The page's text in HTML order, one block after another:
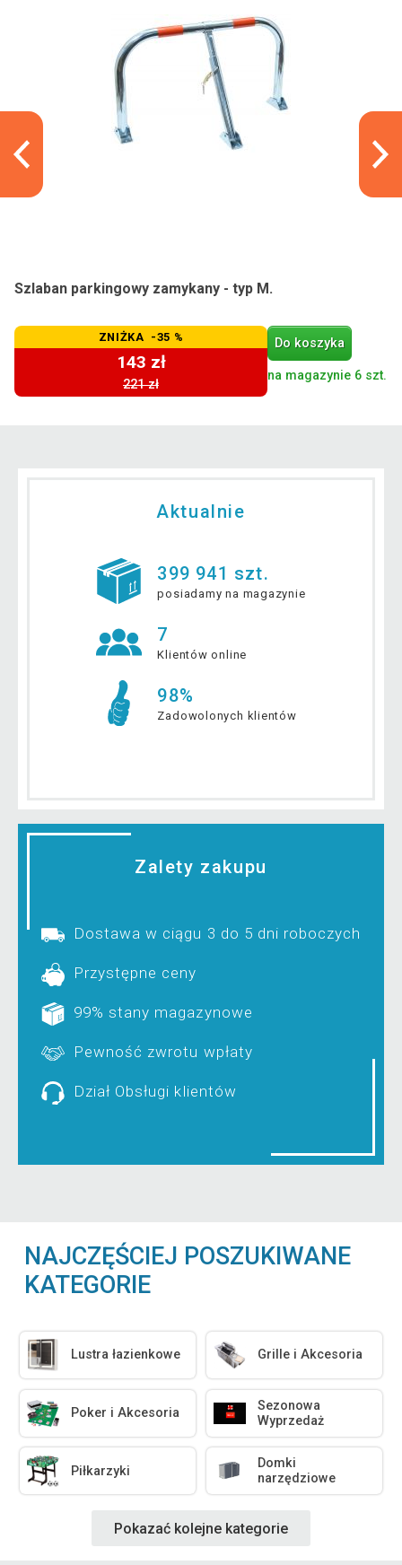
Szlaban parkingowy zamykany - typ M.
ZNIŻKA -35 %
143 zł
221 zł
Do koszyka
na magazynie 6 szt.
Aktualnie
399 941 szt.
posiadamy na magazynie
7
Klientów online
98%
Zadowolonych klientów
Zalety zakupu
Dostawa w ciągu 3 do 5 dni roboczych
Przystępne ceny
99% stany magazynowe
Pewność zwrotu wpłaty
Dział Obsługi klientów
NAJCZĘŚCIEJ POSZUKIWANE
KATEGORIE
Lustra łazienkowe Grille i Akcesoria
Poker i Akcesoria
Sezonowa
Wyprzedaż
Piłkarzyki
Domki
narzędziowe
Pokazać kolejne kategorie